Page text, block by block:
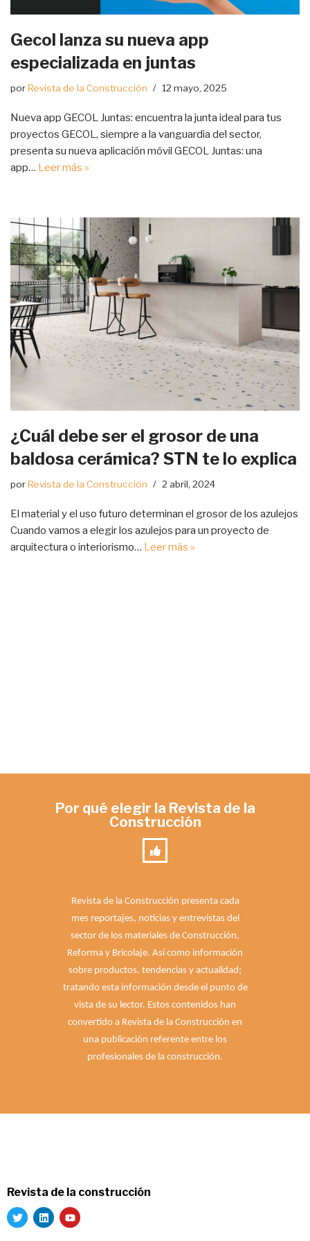
Gecol lanza su nueva app
especializada en juntas
porRevista de la Construcción 12 mayo, 2025
Nueva app GECOL Juntas: encuentra la junta ideal para tus
proyectos GECOL, siempre a la vanguardia del sector,
presenta su nueva aplicación móvil GECOL Juntas: una
app… Leer más »
¿Cuál debe ser el grosor de una
baldosa cerámica? STN te lo explica
porRevista de la Construcción 2 abril, 2024
El material y el uso futuro determinan el grosor de los azulejos
Cuando vamos a elegir los azulejos para un proyecto de
arquitectura o interiorismo… Leer más »
Por qué elegir la Revista de la
Construcción
Revista de la Construcción presenta cada
mes reportajes, noticias y entrevistas del
sector de los materiales de Construcción,
Reforma y Bricolaje. Así como información
sobre productos, tendencias y actualidad;
tratando esta información desde el punto de
vista de su lector. Estos contenidos han
convertido a Revista de la Construcción en
una publicación referente entre los
profesionales de la construcción.
Revista de la construcción